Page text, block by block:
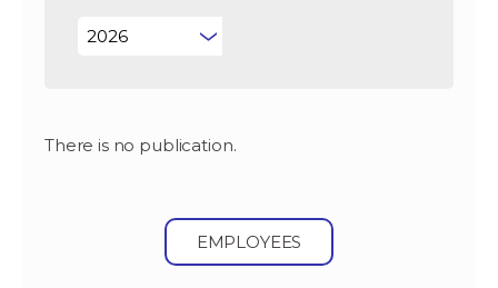
There is no publication.
EMPLOYEES